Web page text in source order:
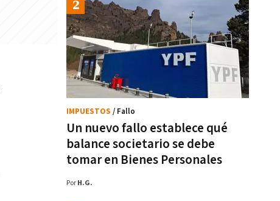
Un nuevo fallo establece qué
balance societario se debe
tomar en Bienes Personales
IMPUESTOS / Fallo
Por H.G.